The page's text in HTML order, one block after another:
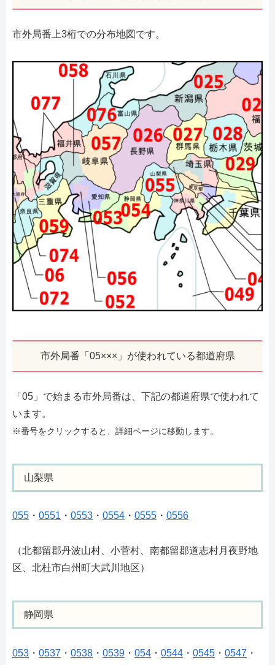
市外局番上3桁での分布地図です。
市外局番「05×××」が使われている都道府県
「05」で始まる市外局番は、下記の都道府県で使われて
います。
※番号をクリックすると、詳細ページに移動します。
山梨県
055 ・ 0551 ・ 0553 ・ 0554 ・ 0555 ・ 0556
（北都留郡丹波山村、小菅村、南都留郡道志村月夜野地
区、北杜市白州町大武川地区）
静岡県
053 ・ 0537 ・ 0538 ・ 0539 ・ 054 ・ 0544 ・ 0545 ・ 0547 ・